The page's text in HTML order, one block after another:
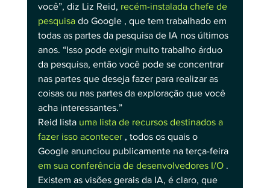
você”, diz Liz Reid, recém-instalada chefe de
pesquisa do Google , que tem trabalhado em
todas as partes da pesquisa de IA nos últimos
anos. “Isso pode exigir muito trabalho árduo
da pesquisa, então você pode se concentrar
nas partes que deseja fazer para realizar as
coisas ou nas partes da exploração que você
acha interessantes.”
Reid lista uma lista de recursos destinados a
fazer isso acontecer , todos os quais o
Google anunciou publicamente na terça-feira
em sua conferência de desenvolvedores I/O .
Existem as visões gerais da IA, é claro, que